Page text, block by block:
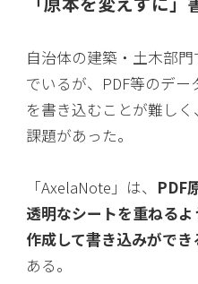
自治体の建築・土木部
でいるが、PDF等のデ
を書き込むことが難し
課題があった。
「AxelaNote」は、 PDF
透明なシートを重ねる
作成して書き込みがで
ある。